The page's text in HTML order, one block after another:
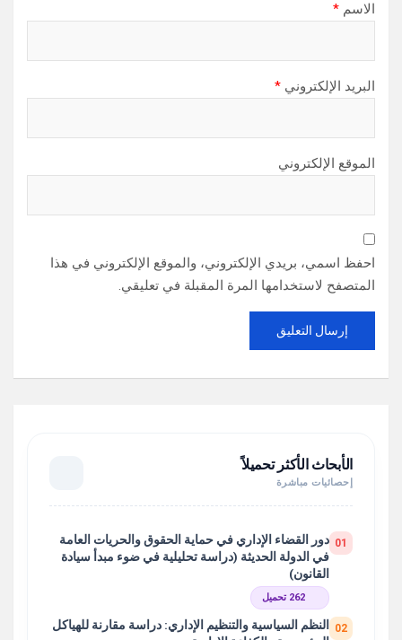
الاسم *
البريد الإلكتروني *
الموقع الإلكتروني
احفظ اسمي، بريدي الإلكتروني، والموقع الإلكتروني في هذا
المتصفح لاستخدامها المرة المقبلة في تعليقي.
الأبحاث الأكثر تحميلاً
إحصائيات مباشرة
01 دور القضاء الإداري في حماية الحقوق والحريات العامة
في الدولة الحديثة (دراسة تحليلية في ضوء مبدأ سيادة
القانون)
262 تحميل
02
النظم السياسية والتنظيم الإداري: دراسة مقارنة للهياكل